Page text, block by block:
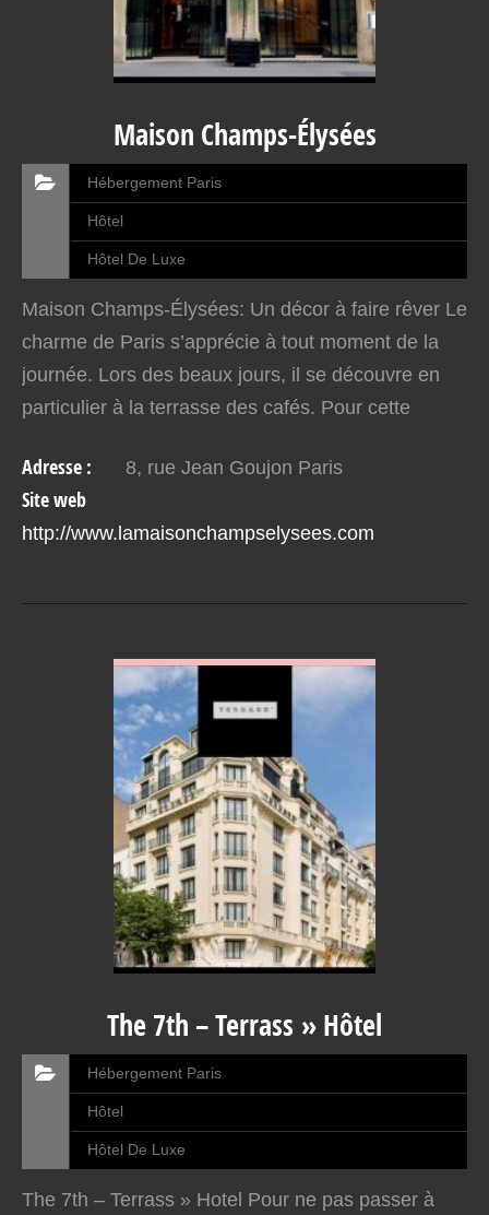
Maison Champs-Élysées
Hébergement Paris
Hôtel
Hôtel De Luxe
Maison Champs-Élysées: Un décor à faire rêver Le
charme de Paris s’apprécie à tout moment de la
journée. Lors des beaux jours, il se découvre en
particulier à la terrasse des cafés. Pour cette
adresse qui…
Adresse : 8, rue Jean Goujon Paris
Site web
http://www.lamaisonchampselysees.com
The 7th – Terrass » Hôtel
Hébergement Paris
Hôtel
Hôtel De Luxe
The 7th – Terrass » Hotel Pour ne pas passer à